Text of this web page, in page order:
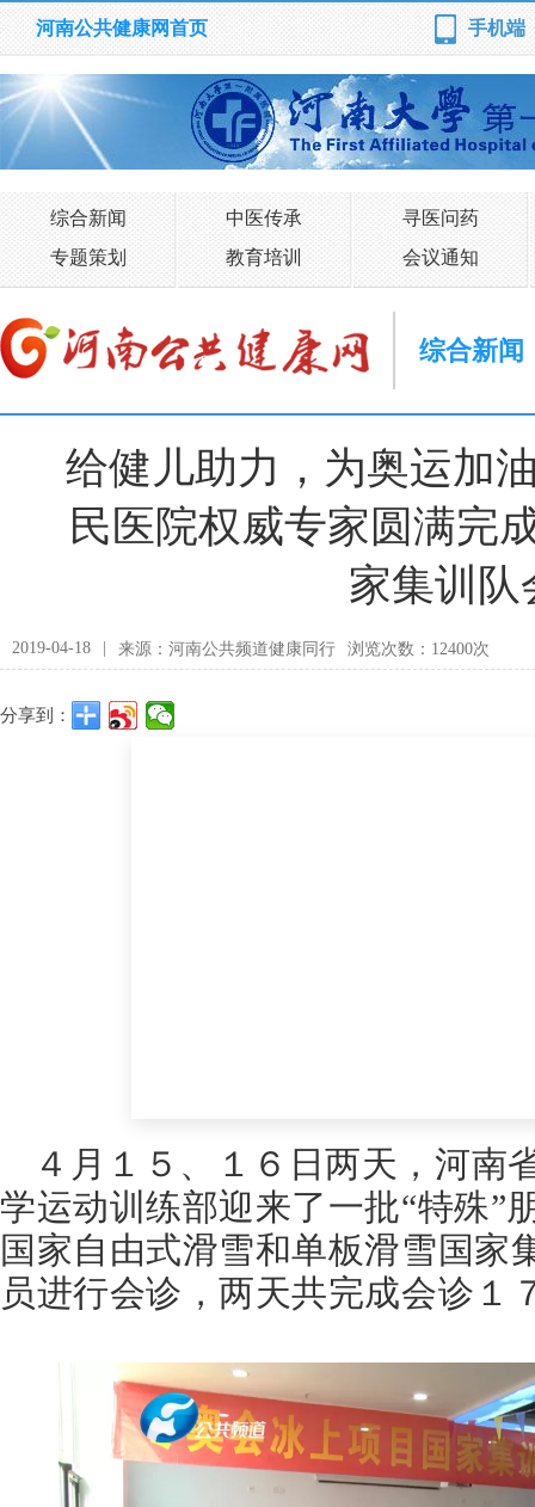
河南公共健康网首页 手机端
综合新闻 中医传承
寻医问药
专题策划
教育培训 会议通知
综合新闻
给健儿助力，为奥运加
民医院权威专家圆满完
家集训队
2019-04-18 来源：河南公共频道健康同行 浏览次数：12400次
分享到：
４月１５、 １６ 日两天 ，河南
学运动训练部迎来了一批“特殊”
国家自由式滑雪和单板滑雪国家
员进行会诊，两天共完成会诊１